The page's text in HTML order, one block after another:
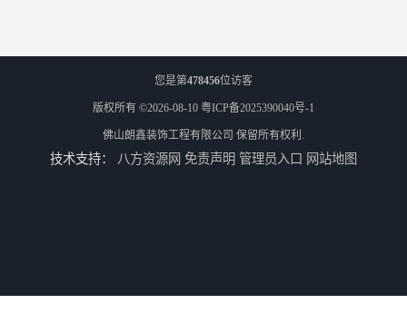
您是第478456位访客
版权所有 ©2026-08-10 粤ICP备2025390040号-1
佛山朗鑫装饰工程有限公司 保留所有权利.
技术支持： 八方资源网 免责声明 管理员入口 网站地图